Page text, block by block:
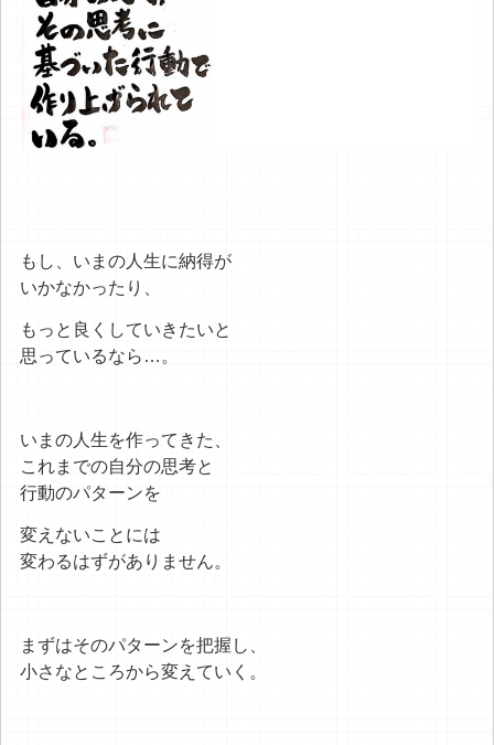
もし、いまの人生に納得が
いかなかったり、
もっと良くしていきたいと
思っているなら…。
いまの人生を作ってきた、
これまでの自分の思考と
行動のパターンを
変えないことには
変わるはずがありません。
まずはそのパターンを把握し、
小さなところから変えていく。